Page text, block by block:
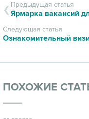
Предыдущая статья
Следующая статья
ПОХОЖИЕ